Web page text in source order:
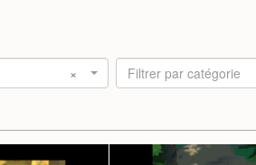
× Filtrer par catégorie